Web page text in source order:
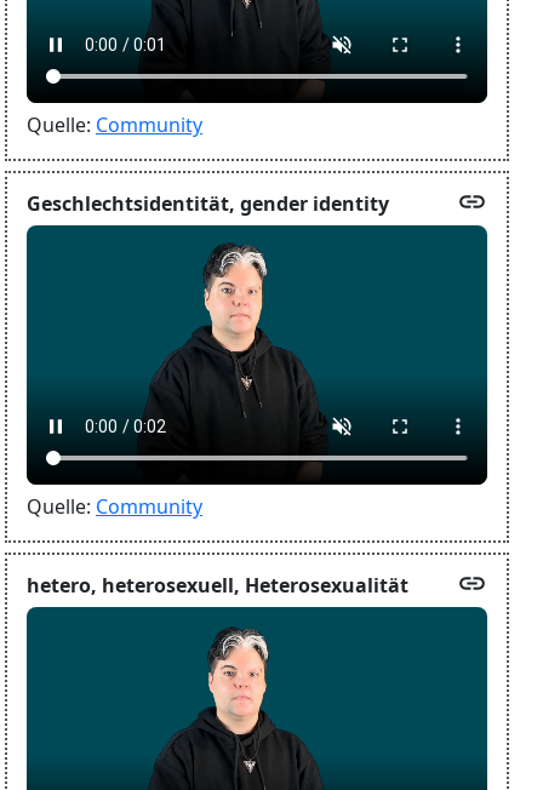
Quelle: Community
Geschlechtsidentität, gender identity link
Quelle: Community
hetero, heterosexuell, Heterosexualität link